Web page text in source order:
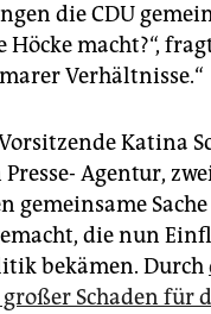
die CDU
macht?“,
Verhältnisse.“
Katina
Agentur,
gemeinsame
die nun
bekämen. Durch
Schaden für